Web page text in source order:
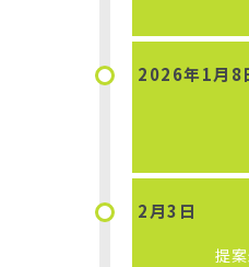
2026年1月8
2月3日
提